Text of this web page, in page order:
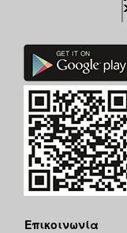
Επικοινωνία